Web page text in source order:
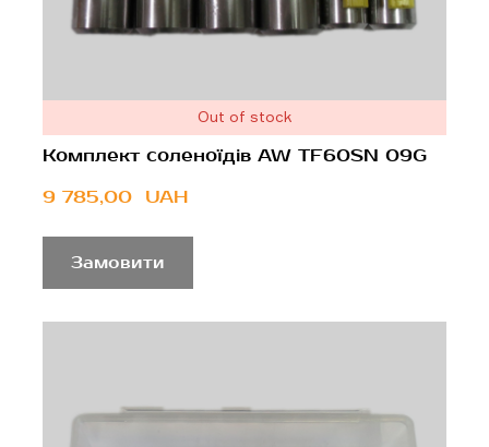
Out of stock
Комплект соленоїдів AW TF60SN 09G
9 785,00  UAH
Замовити